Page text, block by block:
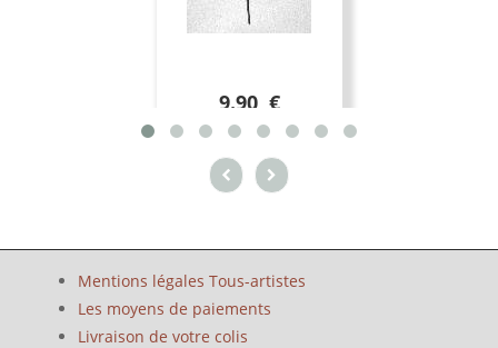
9.90 €
Mentions légales Tous-artistes
Les moyens de paiements
Livraison de votre colis